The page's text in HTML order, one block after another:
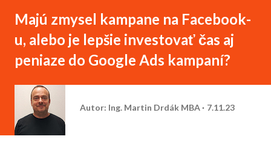
Majú zmysel kampane na Facebook-
u, alebo je lepšie investovať čas aj
peniaze do Google Ads kampaní?
Autor: Ing. Martin Drdák MBA 7.11.23